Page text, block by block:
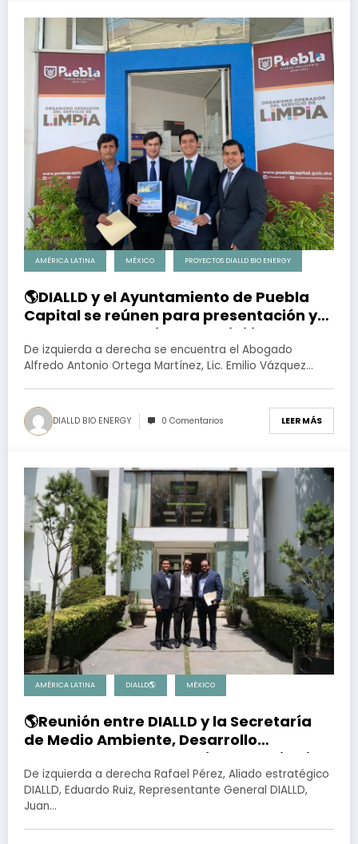
AMÉRICA LATINA MÉXICO PROYECTOS DIALLD BIO ENERGY
🌎DIALLD y el Ayuntamiento de Puebla
Capital se reúnen para presentación y
entrega de Estudio de Factibilidad
De izquierda a derecha se encuentra el Abogado
Alfredo Antonio Ortega Martínez, Lic. Emilio Vázquez…
DIALLD BIO ENERGY 0 Comentarios LEER MÁS
AMÉRICA LATINA DIALLD🌎 MÉXICO
🌎Reunión entre DIALLD y la Secretaría
de Medio Ambiente, Desarrollo
Sustentable y Ordenamiento Territorial
del Estado de Puebla
De izquierda a derecha Rafael Pérez, Aliado estratégico
DIALLD, Eduardo Ruiz, Representante General DIALLD,
Juan…